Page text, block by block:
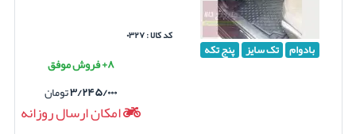
بادوام تک سایز پنج تکه
کد کالا : ۰۳۲۷
۸+ فروش موفق
۳/۲۴۵/۰۰۰تومان
امکان ارسال روزانه